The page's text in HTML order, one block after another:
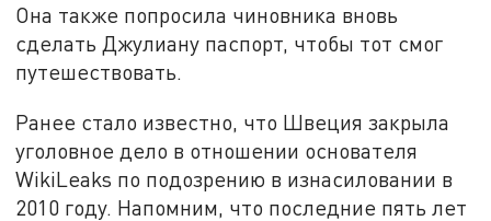
Она также попросила чиновника вновь
сделать Джулиану паспорт, чтобы тот смог
путешествовать.
Ранее стало известно, что Швеция закрыла
уголовное дело в отношении основателя
WikiLeaks по подозрению в изнасиловании в
2010 году. Напомним, что последние пять лет